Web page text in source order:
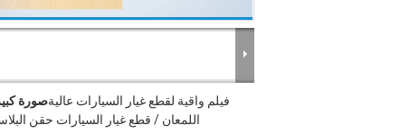
صورةفيلم واقية لقطع غيار السيارات عالية
اللمعان / قطع غيار السيارات حقن